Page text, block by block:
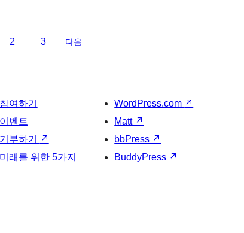
2 3 다음
참여하기
이벤트
기부하기
↗
미래를 위한 5가지
WordPress.com ↗
Matt ↗
bbPress ↗
BuddyPress ↗